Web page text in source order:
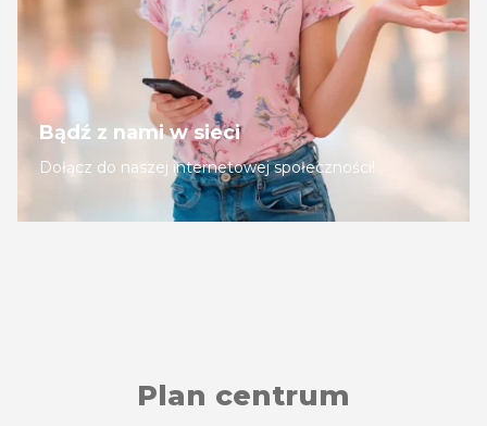
Bądź z nami w sieci
Dołącz do naszej internetowej społeczności!
Plan centrum